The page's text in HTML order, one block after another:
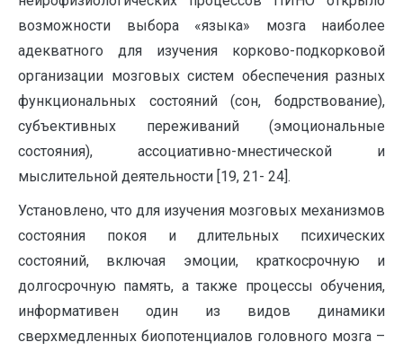
возможности выбора «языка» мозга наиболее
адекватного для изучения корково-подкорковой
организации мозговых систем обеспечения разных
функциональных состояний (сон, бодрствование),
субъективных переживаний (эмоциональные
состояния), ассоциативно-мнестической и
мыслительной деятельности [19, 21- 24].
Установлено, что для изучения мозговых механизмов
состояния покоя и длительных психических
состояний, включая эмоции, краткосрочную и
долгосрочную память, а также процессы обучения,
информативен один из видов динамики
сверхмедленных биопотенциалов головного мозга –